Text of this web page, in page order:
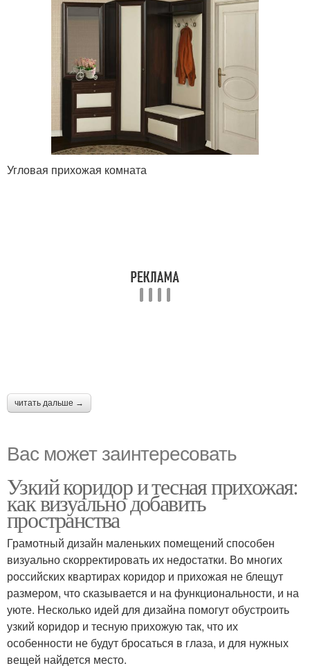
Угловая прихожая комната
читать дальше →
Вас может заинтересовать
Узкий коридор и тесная прихожая:
как визуально добавить
пространства
Грамотный дизайн маленьких помещений способен
визуально скорректировать их недостатки. Во многих
российских квартирах коридор и прихожая не блещут
размером, что сказывается и на функциональности, и на
уюте. Несколько идей для дизайна помогут обустроить
узкий коридор и тесную прихожую так, что их
особенности не будут бросаться в глаза, и для нужных
вещей найдется место.